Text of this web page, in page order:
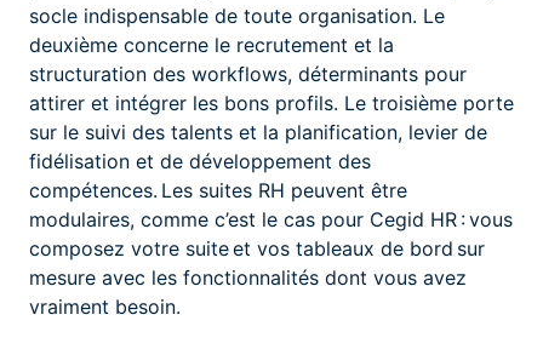
socle indispensable de toute organisation. Le
deuxième concerne le recrutement et la
structuration des workflows, déterminants pour
attirer et intégrer les bons profils. Le troisième porte
sur le suivi des talents et la planification, levier de
fidélisation et de développement des
compétences. Les suites RH peuvent être
modulaires, comme c’est le cas pour Cegid HR : vous
composez votre suite et vos tableaux de bord sur
mesure avec les fonctionnalités dont vous avez
vraiment besoin.